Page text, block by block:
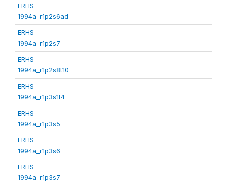
ERHS
1994a_r1p2s6ad
ERHS
1994a_r1p2s7
ERHS
1994a_r1p2s8t10
ERHS
1994a_r1p3s1t4
ERHS
1994a_r1p3s5
ERHS
1994a_r1p3s6
ERHS
1994a_r1p3s7